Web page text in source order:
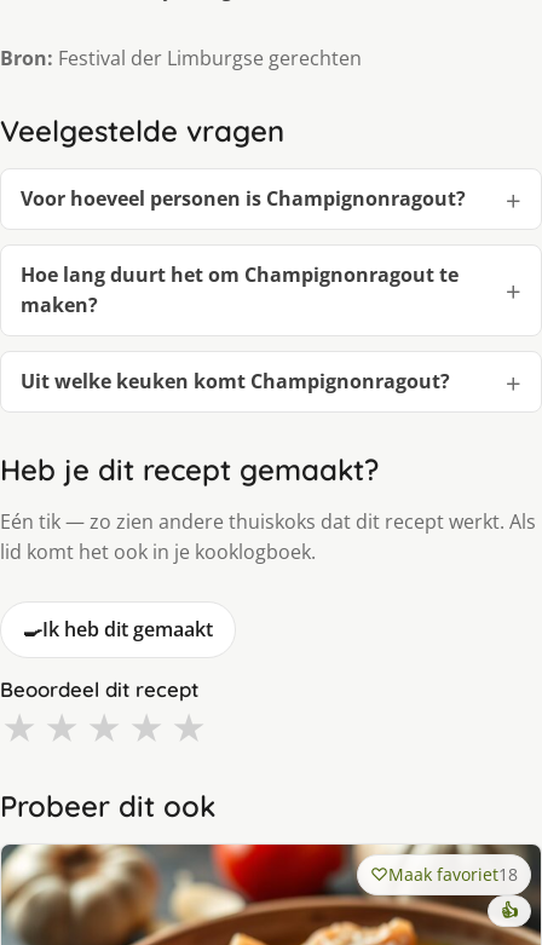
Bron: Festival der Limburgse gerechten
Veelgestelde vragen
Voor hoeveel personen is Champignonragout?
Hoe lang duurt het om Champignonragout te
maken?
Uit welke keuken komt Champignonragout?
Heb je dit recept gemaakt?
Eén tik — zo zien andere thuiskoks dat dit recept werkt. Als
lid komt het ook in je kooklogboek.
🍳Ik heb dit gemaakt
Beoordeel dit recept
★ ★ ★ ★ ★
Probeer dit ook
Maak favoriet18
👍